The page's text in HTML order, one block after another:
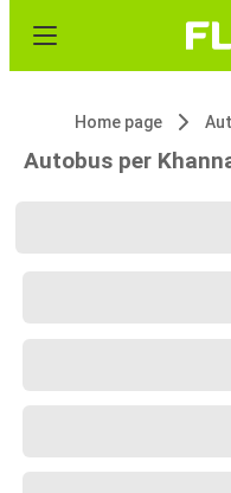
Home page
Autobus per